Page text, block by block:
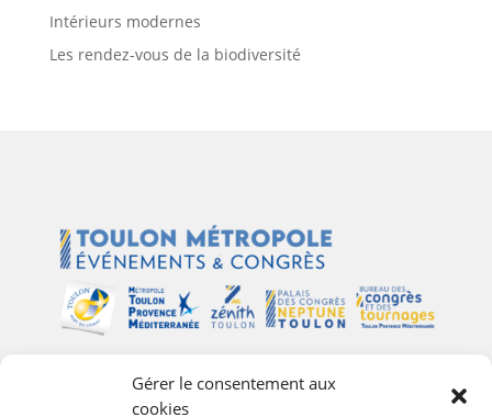
Gérer le consentement aux
cookies
Intérieurs modernes
Les rendez-vous de la biodiversité
Plan du site